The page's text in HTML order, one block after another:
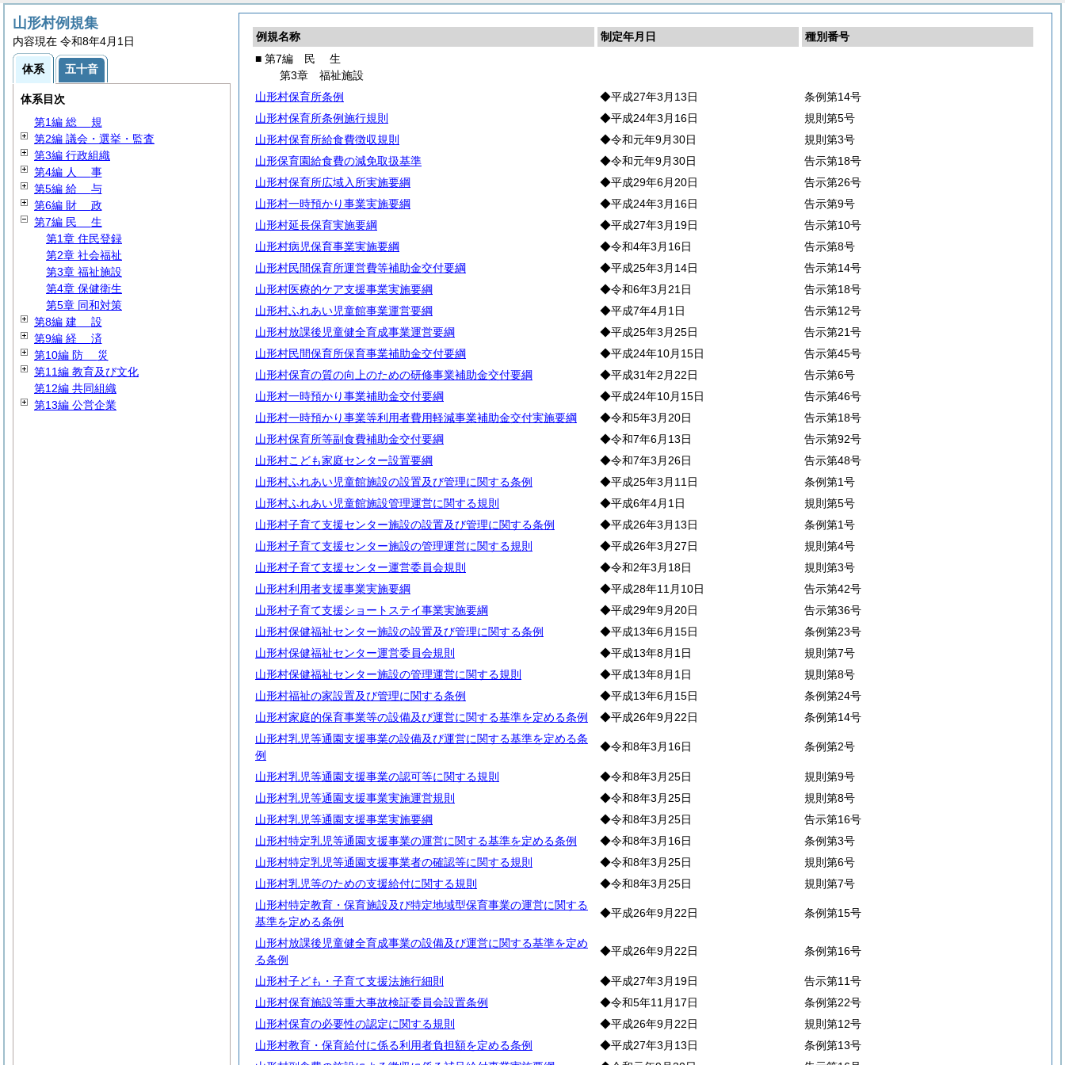
例規名称 制定年月日
種別番号
■ 第7編
民 生
第3章 福祉施設
山形村保育所条例
◆平成27年3月13日
条例第14号
山形村保育所条例施行規則
◆平成24年3月16日
規則第5号
山形村保育所給食費徴収規則
◆令和元年9月30日
規則第3号
山形保育園給食費の減免取扱基準
◆令和元年9月30日
告示第18号
山形村保育所広域入所実施要綱
◆平成29年6月20日
告示第26号
山形村一時預かり事業実施要綱
◆平成24年3月16日
告示第9号
山形村延長保育実施要綱
◆平成27年3月19日
告示第10号
山形村病児保育事業実施要綱
◆令和4年3月16日
告示第8号
山形村民間保育所運営費等補助金交付要綱
◆平成25年3月14日
告示第14号
山形村医療的ケア支援事業実施要綱
◆令和6年3月21日
告示第18号
山形村ふれあい児童館事業運営要綱
◆平成7年4月1日
告示第12号
山形村放課後児童健全育成事業運営要綱
◆平成25年3月25日
告示第21号
山形村民間保育所保育事業補助金交付要綱
◆平成24年10月15日
告示第45号
山形村保育の質の向上のための研修事業補助金交付要綱
◆平成31年2月22日
告示第6号
山形村一時預かり事業補助金交付要綱
◆平成24年10月15日
告示第46号
山形村一時預かり事業等利用者費用軽減事業補助金交付実施要綱
◆令和5年3月20日
告示第18号
山形村保育所等副食費補助金交付要綱
◆令和7年6月13日
告示第92号
山形村こども家庭センター設置要綱
◆令和7年3月26日
告示第48号
山形村ふれあい児童館施設の設置及び管理に関する条例
◆平成25年3月11日
条例第1号
山形村ふれあい児童館施設管理運営に関する規則
◆平成6年4月1日
規則第5号
山形村子育て支援センター施設の設置及び管理に関する条例
◆平成26年3月13日
条例第1号
山形村子育て支援センター施設の管理運営に関する規則
◆平成26年3月27日
規則第4号
山形村子育て支援センター運営委員会規則
◆令和2年3月18日
規則第3号
山形村利用者支援事業実施要綱
◆平成28年11月10日
告示第42号
山形村子育て支援ショートステイ事業実施要綱
◆平成29年9月20日
告示第36号
山形村保健福祉センター施設の設置及び管理に関する条例
◆平成13年6月15日
条例第23号
山形村保健福祉センター運営委員会規則
◆平成13年8月1日
規則第7号
山形村保健福祉センター施設の管理運営に関する規則
◆平成13年8月1日
規則第8号
山形村福祉の家設置及び管理に関する条例
◆平成13年6月15日
条例第24号
山形村家庭的保育事業等の設備及び運営に関する基準を定める条例
◆平成26年9月22日
条例第14号
山形村乳児等通園支援事業の設備及び運営に関する基準を定める条
例
◆令和8年3月16日 条例第2号
山形村乳児等通園支援事業の認可等に関する規則 ◆令和8年3月25日
規則第9号
山形村乳児等通園支援事業実施運営規則
◆令和8年3月25日
規則第8号
山形村乳児等通園支援事業実施要綱
◆令和8年3月25日
告示第16号
山形村特定乳児等通園支援事業の運営に関する基準を定める条例
◆令和8年3月16日
条例第3号
山形村特定乳児等通園支援事業者の確認等に関する規則
◆令和8年3月25日
規則第6号
山形村乳児等のための支援給付に関する規則
◆令和8年3月25日
規則第7号
山形村特定教育・保育施設及び特定地域型保育事業の運営に関する
基準を定める条例
◆平成26年9月22日 条例第15号
山形村放課後児童健全育成事業の設備及び運営に関する基準を定め
る条例
◆平成26年9月22日 条例第16号
山形村子ども・子育て支援法施行細則 ◆平成27年3月19日
告示第11号
山形村保育施設等重大事故検証委員会設置条例
◆令和5年11月17日
条例第22号
山形村保育の必要性の認定に関する規則
◆平成26年9月22日
規則第12号
山形村教育・保育給付に係る利用者負担額を定める条例
◆平成27年3月13日
条例第13号
山形村例規集
内容現在 令和8年4月1日
体系 五十音
体系目次
第1編 総 規
第2編 議会・選挙・監査
第3編 行政組織
第4編 人 事
第5編 給 与
第6編 財 政
第7編 民 生
第1章 住民登録
第2章 社会福祉
第3章 福祉施設
第4章 保健衛生
第5章 同和対策
第8編 建 設
第9編 経 済
第10編 防 災
第11編 教育及び文化
第12編 共同組織
第13編 公営企業